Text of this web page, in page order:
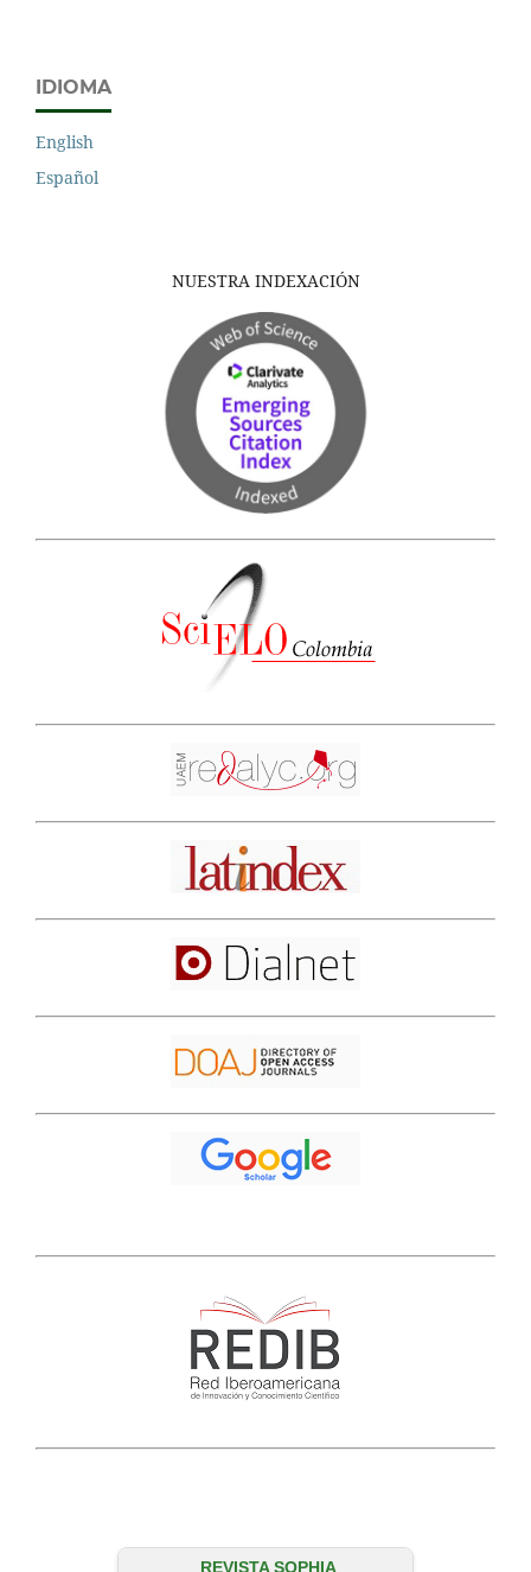
IDIOMA
English
Español
NUESTRA INDEXACIÓN
REVISTA SOPHIA